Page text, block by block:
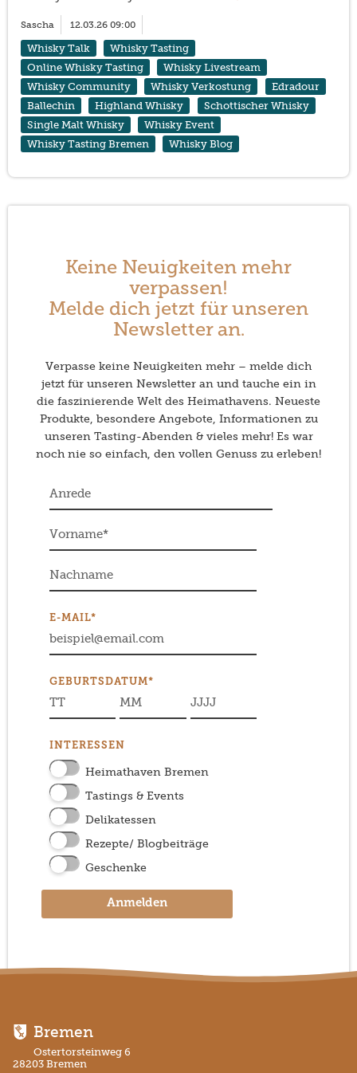
Sascha 12.03.26 09:00
Whisky Talk
Whisky Tasting
Online Whisky Tasting
Whisky Livestream
Whisky Community
Whisky Verkostung
Edradour
Ballechin
Highland Whisky
Schottischer Whisky
Single Malt Whisky
Whisky Event
Whisky Tasting Bremen
Whisky Blog
Keine Neuigkeiten mehr
verpassen!
Melde dich jetzt für unseren
Newsletter an.
Verpasse keine Neuigkeiten mehr – melde dich
jetzt für unseren Newsletter an und tauche ein in
die faszinierende Welt des Heimathavens. Neueste
Produkte, besondere Angebote, Informationen zu
unseren Tasting-Abenden & vieles mehr! Es war
noch nie so einfach, den vollen Genuss zu erleben!
E-MAIL*
GEBURTSDATUM*
INTERESSEN
Heimathaven Bremen
Tastings & Events
Delikatessen
Rezepte/ Blogbeiträge
Geschenke
Anmelden
Bremen
Ostertorsteinweg 6
28203 Bremen